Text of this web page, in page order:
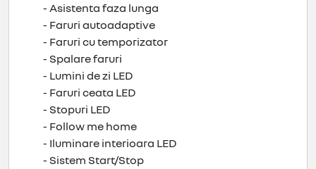
- Asistenta faza lunga
- Faruri autoadaptive
- Faruri cu temporizator
- Spalare faruri
- Lumini de zi LED
- Faruri ceata LED
- Stopuri LED
- Follow me home
- Iluminare interioara LED
- Sistem Start/Stop